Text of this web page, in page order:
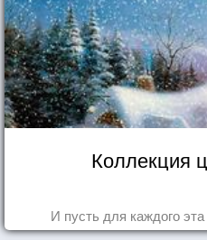
Коллекция
И пусть для каждого